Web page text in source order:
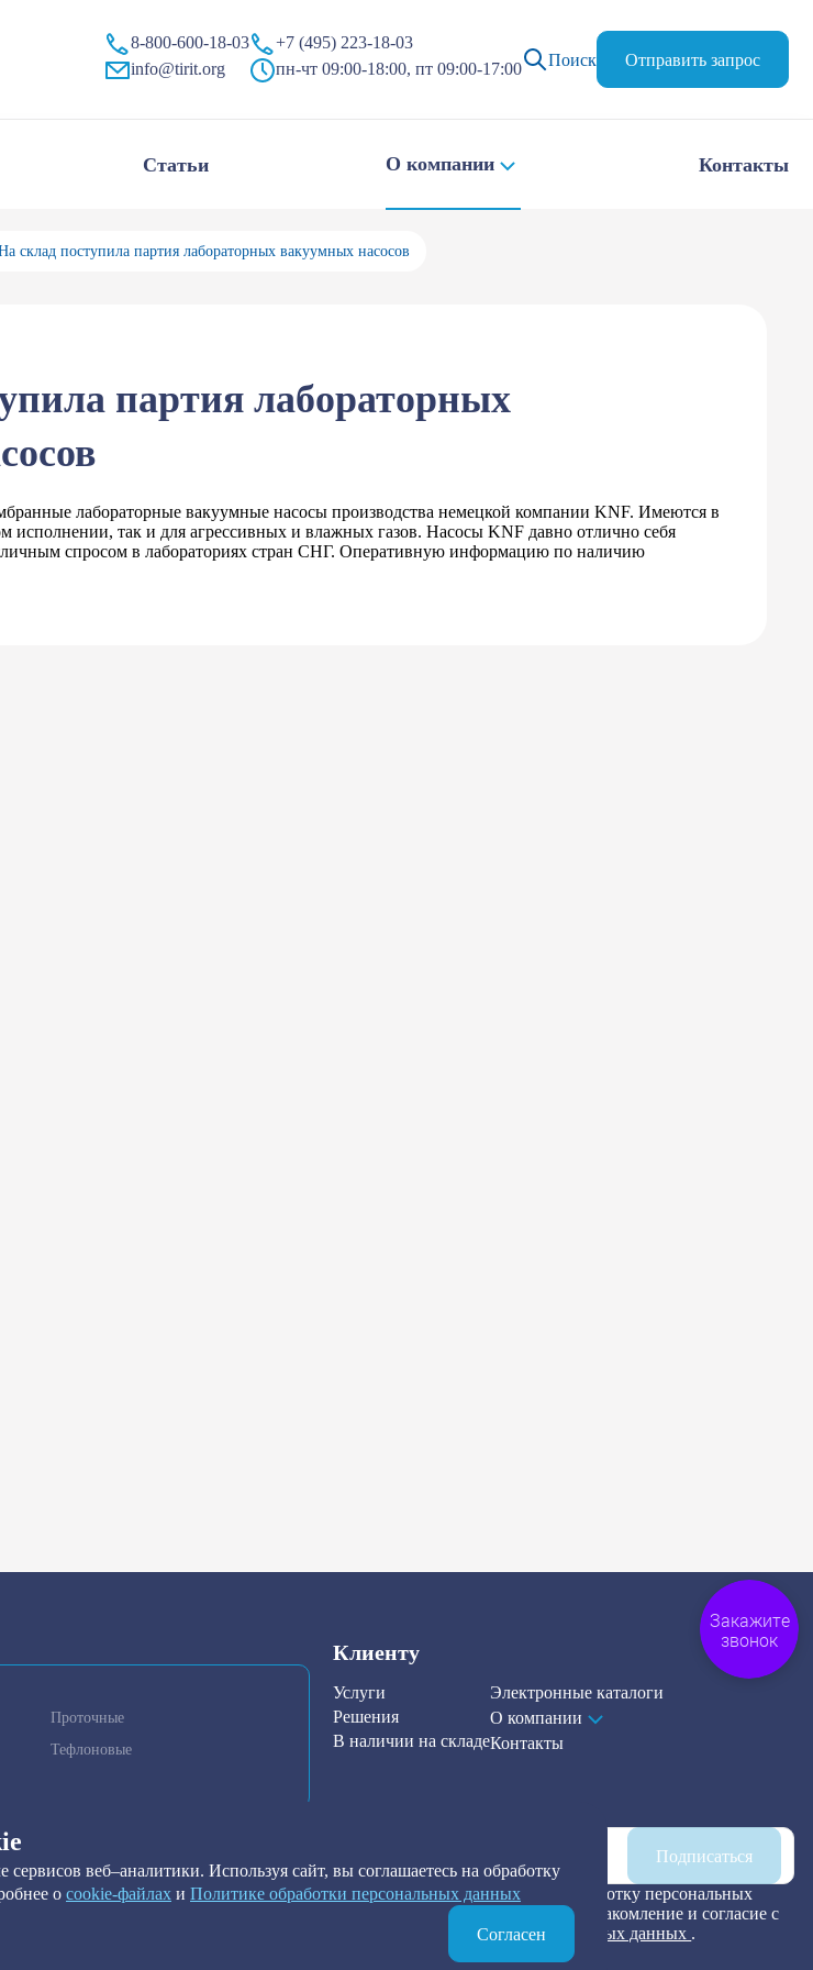
8-800-600-18-03
info@tirit.org
+7 (495) 223-18-03
пн-чт 09:00-18:00, пт 09:00-17:00
Поиск Отправить запрос
Статьи О компании Контакты
склад поступила партия лабораторных вакуумных насосов
партия лабораторных
лабораторные вакуумные насосы производства немецкой компании KNF. Имеются в
исполнении, так и для агрессивных и влажных газов. Насосы KNF давно отлично себя
спросом в лабораториях стран СНГ. Оперативную информацию по наличию
веб–аналитики. Используя сайт, вы соглашаетесь на обработку
о сookie-файлах и Политике обработки персональных данных
Согласен
Проточные
Тефлоновые
Клиенту
Услуги
Решения
В наличии на складе
Электронные каталоги
О компании
Контакты
Подписаться
Я предоставляю согласие на обработку персональных
данных, а также подтверждаю ознакомление и согласие с
Политикой обработки персональных данных .
Закажите
звонок